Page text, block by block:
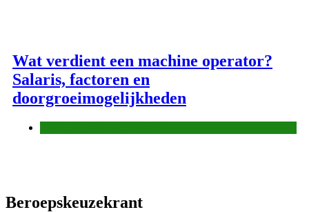
Wat verdient een machine operator?
Salaris, factoren en
doorgroeimogelijkheden
Beroepskeuzekrant